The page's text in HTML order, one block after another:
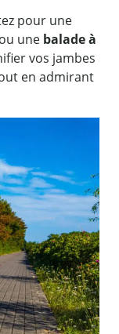
pour une
une balade à
vos jambes
en admirant